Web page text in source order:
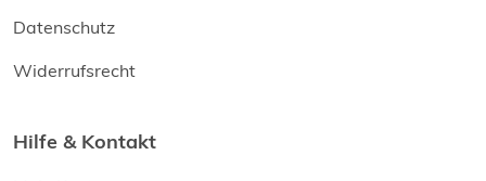
Datenschutz
Widerrufsrecht
Hilfe & Kontakt